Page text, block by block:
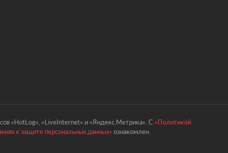
«HotLog», «LiveInternet» и «Яндекс.Метрика». С«Политикой
к защите персональных данных»ознакомлен.